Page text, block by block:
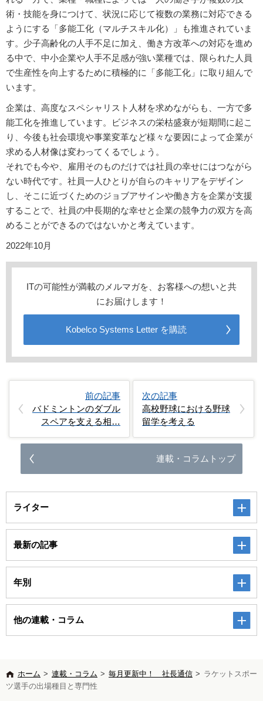
術・技能を身につけて、状況に応じて複数の業務に対応できる
ようにする「多能工化（マルチスキル化）」も推進されていま
す。少子高齢化の人手不足に加え、働き方改革への対応を進め
る中で、中小企業や人手不足感が強い業種では、限られた人員
で生産性を向上するために積極的に「多能工化」に取り組んで
います。
企業は、高度なスペシャリスト人材を求めながらも、一方で多
能工化を推進しています。ビジネスの栄枯盛衰が短期間に起こ
り、今後も社会環境や事業変革など様々な要因によって企業が
求める人材像は変わってくるでしょう。
それでも今や、雇用そのものだけでは社員の幸せにはつながら
ない時代です。社員一人ひとりが自らのキャリアをデザイン
し、そこに近づくためのジョブアサインや働き方を企業が支援
することで、社員の中長期的な幸せと企業の競争力の双方を高
めることができるのではないかと考えています。
2022年10月
ITの可能性が満載のメルマガを、お客様への想いと共
にお届けします！
Kobelco Systems Letter を購読
前の記事
バドミントンのダブル
スペアを支える相…
次の記事
高校野球における野球
留学を考える
連載・コラムトップ
ライター
最新の記事
年別
他の連載・コラム
ホーム > 連載・コラム > 毎月更新中！ 社長通信 > ラケットスポー
ツ選手の出場種目と専門性